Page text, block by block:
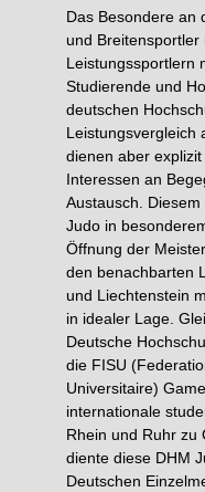
Das Besondere an
und
Leistungssportlern
Studierende und
deutschen
Leistungsvergleich
dienen aber
Interessen an
Austausch.
Judo in
Öffnung der
den benachbarten
und Liechtenstein
in idealer Lage.
Deutsche
die FISU
Universitaire)
internationale
Rhein und Ruhr zu
diente diese DHM
Deutschen